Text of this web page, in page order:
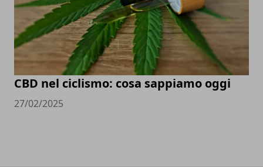
CBD nel ciclismo: cosa sappiamo oggi
27/02/2025